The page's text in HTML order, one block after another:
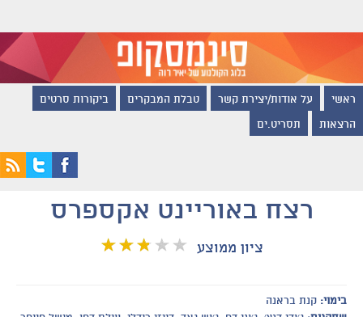
ראשי על אודות/יצירת קשר טבלת המבקרים ביקורות סרטים
הרצאות תסריט.ים
רצח באוריינט אקספרס
ציון ממוצע
בימוי: קנת בראנה